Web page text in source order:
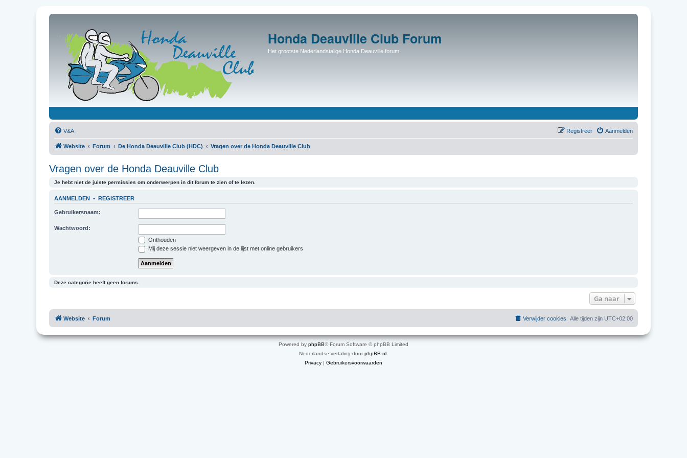
Honda Deauville Club Forum
Het grootste Nederlandstalige Honda Deauville forum.
V&A Aanmelden
Registreer
Website Forum De Honda Deauville Club (HDC) Vragen over de Honda Deauville Club
Vragen over de Honda Deauville Club
Je hebt niet de juiste permissies om onderwerpen in dit forum te zien of te lezen.
AANMELDEN • REGISTREER
Gebruikersnaam:
Wachtwoord:
Onthouden
Mij deze sessie niet weergeven in de lijst met online gebruikers
Deze categorie heeft geen forums.
Ga naar
Website Forum Alle tijden zijn UTC+02:00
Verwijder cookies
Powered by phpBB® Forum Software © phpBB Limited
Nederlandse vertaling doorphpBB.nl
Privacy | Gebruikersvoorwaarden